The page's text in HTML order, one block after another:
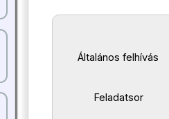
Általános felhívás
Feladatsor